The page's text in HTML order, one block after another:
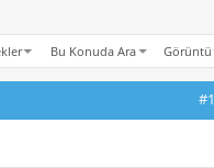
Bu Konuda Ara Görüntü
#1